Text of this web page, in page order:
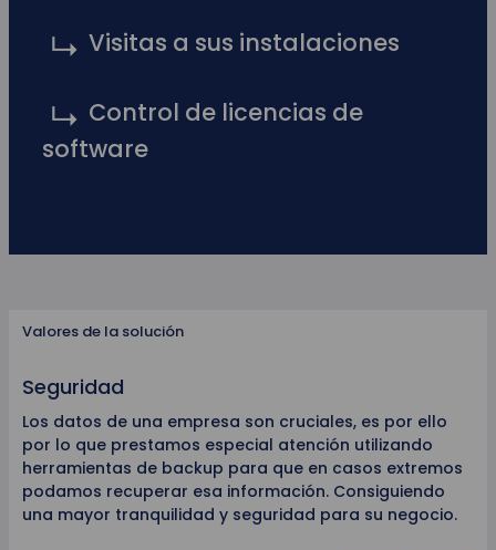
Visitas a sus instalaciones
Control de licencias de
software
Valores de la solución
Seguridad
Los datos de una empresa son cruciales, es por ello
por lo que prestamos especial atención utilizando
herramientas de backup para que en casos extremos
podamos recuperar esa información. Consiguiendo
una mayor tranquilidad y seguridad para su negocio.